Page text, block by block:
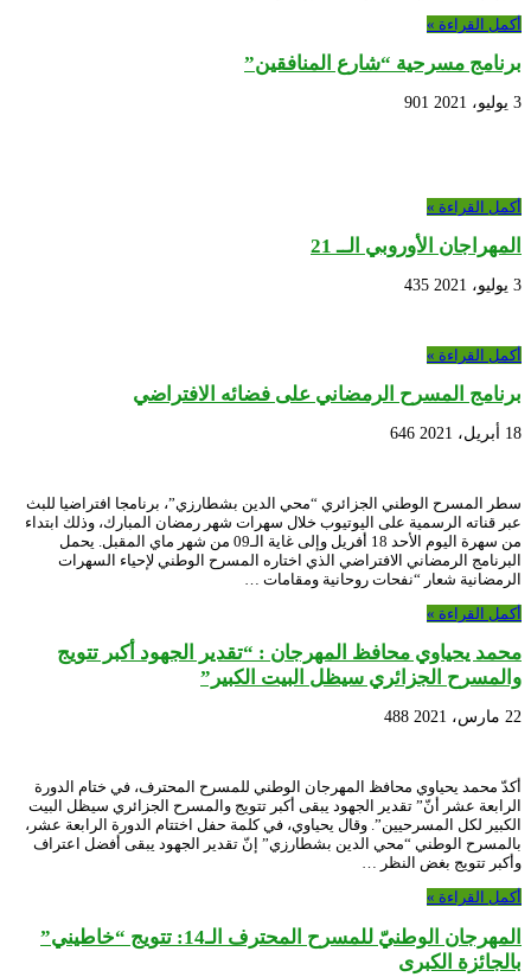
أكمل القراءة »
برنامج مسرحية “شارع المنافقين”
3 يوليو، 2021 901
أكمل القراءة »
المهراجان الأوروبي الــ 21
3 يوليو، 2021 435
أكمل القراءة »
برنامج المسرح الرمضاني على فضائه الافتراضي
18 أبريل، 2021 646
سطر المسرح الوطني الجزائري “محي الدين بشطارزي”، برنامجا افتراضيا للبث
عبر قناته الرسمية على اليوتيوب خلال سهرات شهر رمضان المبارك، وذلك ابتداء
من سهرة اليوم الأحد 18 أفريل وإلى غاية الـ09 من شهر ماي المقبل. يحمل
البرنامج الرمضاني الافتراضي الذي اختاره المسرح الوطني لإحياء السهرات
الرمضانية شعار “نفحات روحانية ومقامات …
أكمل القراءة »
محمد يحياوي محافظ المهرجان : “تقدير الجهود أكبر تتويج
والمسرح الجزائري سيظل البيت الكبير”
22 مارس، 2021 488
أكدّ محمد يحياوي محافظ المهرجان الوطني للمسرح المحترف، في ختام الدورة
الرابعة عشر أنّ” تقدير الجهود يبقى أكبر تتويج والمسرح الجزائري سيظل البيت
الكبير لكل المسرحيين”. وقال يحياوي، في كلمة حفل اختتام الدورة الرابعة عشر،
بالمسرح الوطني “محي الدين بشطارزي” إنّ تقدير الجهود يبقى أفضل اعتراف
وأكبر تتويج بغض النظر …
أكمل القراءة »
المهرجان الوطنيّ للمسرح المحترف الـ14: تتويج “خاطيني”
بالجائزة الكبرى